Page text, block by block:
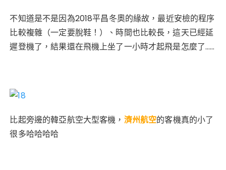
不知道是不是因為2018平昌冬奧的緣故，最近安檢的程序
比較複雜（一定要脫鞋！）、時間也比較長，這天已經延
遲登機了，結果還在飛機上坐了一小時才起飛是怎麼了……
比起旁邊的韓亞航空大型客機， 濟州航空的客機真的小了
很多哈哈哈哈